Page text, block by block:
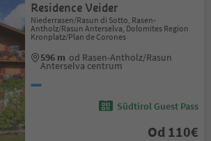
Residence Veider
Niederrasen/Rasun di Sotto, Rasen-
Antholz/Rasun Anterselva, Dolomites Region
Kronplatz/Plan de Corones
596 m od Rasen-Antholz/Rasun
Anterselva centrum
Südtirol Guest Pass
Od 110€